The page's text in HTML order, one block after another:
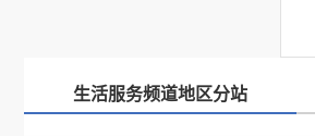
生活服务频道地区分站